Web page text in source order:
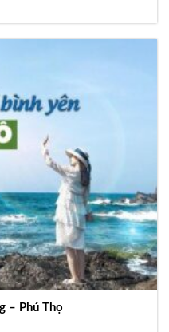
– Phú Thọ